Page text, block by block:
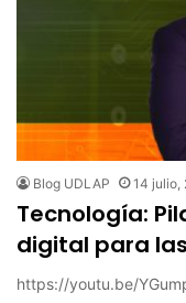
Blog UDLAP 14 julio,
Tecnología:
digital para las
https://youtu.be/